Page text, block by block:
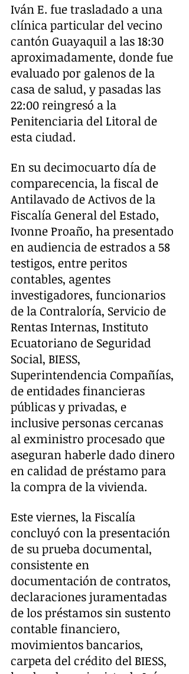
Iván E. fue trasladado a una
clínica particular del vecino
cantón Guayaquil a las 18:30
aproximadamente, donde fue
evaluado por galenos de la
casa de salud, y pasadas las
22:00 reingresó a la
Penitenciaria del Litoral de
esta ciudad.
En su decimocuarto día de
comparecencia, la fiscal de
Antilavado de Activos de la
Fiscalía General del Estado,
Ivonne Proaño, ha presentado
en audiencia de estrados a 58
testigos, entre peritos
contables, agentes
investigadores, funcionarios
de la Contraloría, Servicio de
Rentas Internas, Instituto
Ecuatoriano de Seguridad
Social, BIESS,
Superintendencia Compañías,
de entidades financieras
públicas y privadas, e
inclusive personas cercanas
al exministro procesado que
aseguran haberle dado dinero
en calidad de préstamo para
la compra de la vivienda.
Este viernes, la Fiscalía
concluyó con la presentación
de su prueba documental,
consistente en
documentación de contratos,
declaraciones juramentadas
de los préstamos sin sustento
contable financiero,
movimientos bancarios,
carpeta del crédito del BIESS,